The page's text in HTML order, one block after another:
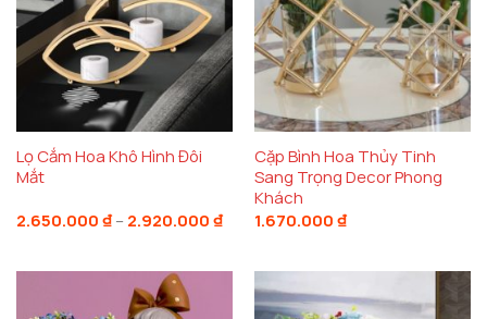
Lọ Cắm Hoa Khô Hình Đôi
Mắt
2.650.000 ₫ – 2.920.000 ₫Khoảng
giá:
2.920.000 ₫
Cặp Bình Hoa Thủy Tinh
Sang Trọng Decor Phong
Khách
1.670.000 ₫